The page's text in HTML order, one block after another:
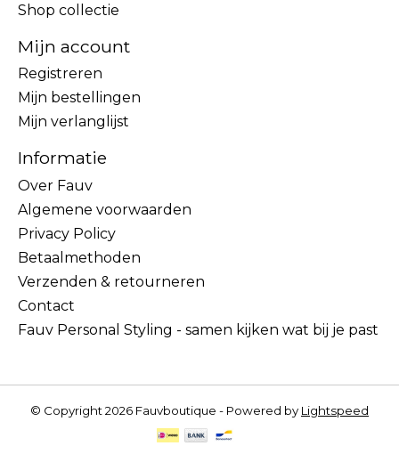
Shop collectie
Mijn account
Registreren
Mijn bestellingen
Mijn verlanglijst
Informatie
Over Fauv
Algemene voorwaarden
Privacy Policy
Betaalmethoden
Verzenden & retourneren
Contact
Fauv Personal Styling - samen kijken wat bij je past
© Copyright 2026 Fauvboutique - Powered by Lightspeed